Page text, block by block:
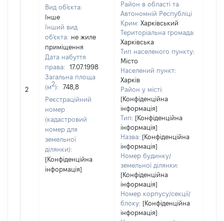
2
Вид об'єкта:
Інше
Інший вид
об'єкта: не жиле
приміщення
Дата набуття
права:
17.07.1998
Загальна площа
(м2):
748,8
Реєстраційний
номер
(кадастровий
номер для
земельної
ділянки):
[Конфіденційна
інформація]
Район в області та
Автономній Республіці
Крим: Харківський
Територіальна громада:
Харківська
Тип населеного пункту:
Місто
Населений пункт:
Харків
Район у місті:
[Конфіденційна
інформація]
Тип: [Конфіденційна
інформація]
Назва: [Конфіденційна
інформація]
Номер будинку/
земельної ділянки:
[Конфіденційна
інформація]
Номер корпусу/секції/
блоку: [Конфіденційна
інформація]